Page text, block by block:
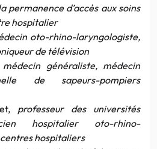
permanence d’accès aux soins
hospitalier
oto-rhino-laryngologiste,
de télévision
médecin généraliste, médecin
de sapeurs-pompiers
professeur des universités
hospitalier oto-rhino-
hospitaliers